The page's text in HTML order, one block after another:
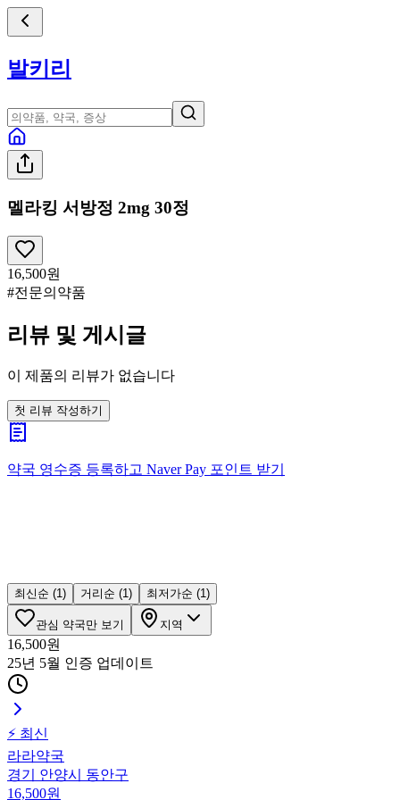
발키리
멜라킹 서방정 2mg 30정
16,500원
#전문의약품
리뷰 및 게시글
이 제품의 리뷰가 없습니다
첫 리뷰 작성하기
약국 영수증 등록하고 Naver Pay 포인트 받기
최신순 (1) 거리순 (1) 최저가순 (1)
관심 약국만 보기 지역
16,500원
25년 5월 인증 업데이트
⚡ 최신
라라약국
경기 안양시 동안구
16,500원